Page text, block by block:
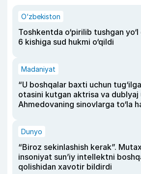
O‘zbekiston
Toshkentda o‘pirilib tushgan yo‘l
6 kishiga sud hukmi o‘qildi
Madaniyat
“U boshqalar baxti uchun
otasini kutgan aktrisa va dublyaj
Ahmedovaning sinovlarga to‘la
Dunyo
“Biroz sekinlashish kerak”.
insoniyat sun’iy intellektni
qolishidan xavotir bildirdi